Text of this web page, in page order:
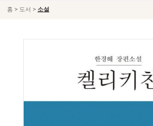
홈 > 도서 > 소설